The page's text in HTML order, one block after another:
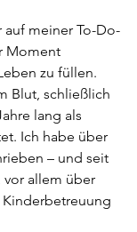
auf meiner To-Do-
Moment
zu füllen.
Blut, schließlich
lang als
Ich habe über
– und seit
allem über